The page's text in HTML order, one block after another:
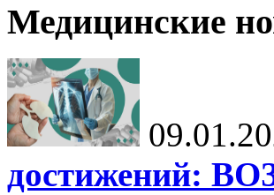
Медицинские
достижений: